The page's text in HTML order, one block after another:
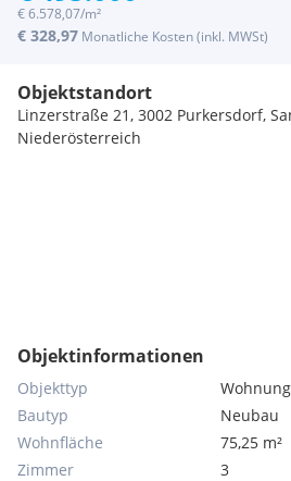
€ 6.578,07/m²
€ 328,97 Monatliche Kosten (inkl. MWSt)
Objektstandort
Linzerstraße 21, 3002 Purkersdorf,
Niederösterreich
Objektinformationen
Objekttyp
Wohnung
Bautyp
Neubau
Wohnfläche
75,25 m²
Zimmer
3